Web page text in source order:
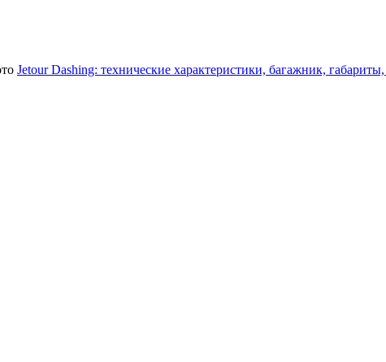
Jetour Dashing: технические характеристики, багажник,